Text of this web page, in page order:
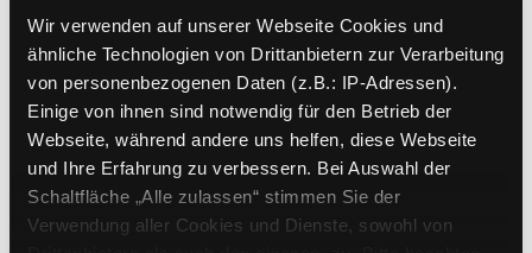
Wir verwenden auf unserer Webseite Cookies und
ähnliche Technologien von Drittanbietern zur Verarbeitung
von personenbezogenen Daten (z.B.: IP-Adressen).
Einige von ihnen sind notwendig für den Betrieb der
Webseite, während andere uns helfen, diese Webseite
und Ihre Erfahrung zu verbessern. Bei Auswahl der
Schaltfläche „Alle zulassen“ stimmen Sie der
Verwendung aller Cookies und Dienste, sowohl von
Parfüm
Mediengruppe:Kinderbuch
Suche nach diesem Verfasser
Beschreibung ein-/ausblenden
Mehr Informationen ein-/ausblenden